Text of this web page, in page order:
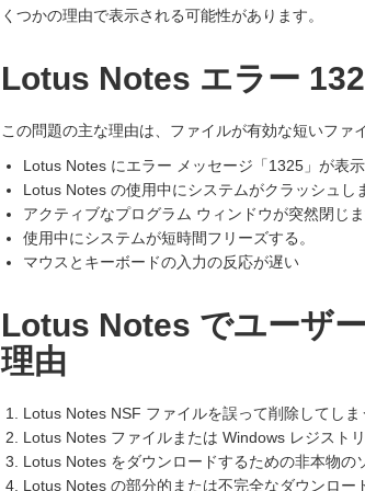
くつかの理由で表示される可能性があります。
Lotus Notes エラー
この問題の主な理由は、ファイルが有効な短いファ
Lotus Notes にエラー メッセージ「1325」が表示
Lotus Notes の使用中にシステムがクラッシュし
アクティブなプログラム ウィンドウが突然閉じま
使用中にシステムが短時間フリーズする。
マウスとキーボードの入力の反応が遅い
Lotus Notes でユーザ
理由
Lotus Notes NSF ファイルを誤って削除してしま
Lotus Notes ファイルまたは Windows レジスト
Lotus Notes をダウンロードするための非本物の
Lotus Notes の部分的または不完全なダウンロー